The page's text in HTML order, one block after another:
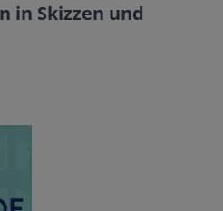
in Skizzen und